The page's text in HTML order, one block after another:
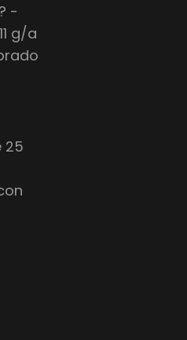
-
g/a
25